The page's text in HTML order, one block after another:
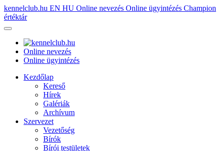
kennelclub.hu EN HU Online nevezés Online ügyintézés Champion
értéktár
Online nevezés
Online ügyintézés
Kezdőlap
Kereső
Hírek
Galériák
Archívum
Szervezet
Vezetőség
Bírók
Bírói testületek